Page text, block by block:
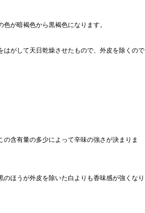
が暗褐色から黒褐色になります。
がして天日乾燥させたもので、外皮を除くので
含有量の多少によって辛味の強さが決まりま
ほうが外皮を除いた白よりも香味感が強くなり